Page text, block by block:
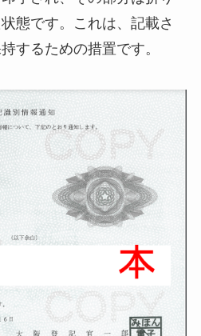
態です。これは、記載さ
するための措置です。